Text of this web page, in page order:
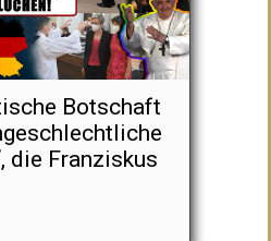
Botschaft
die Franziskus